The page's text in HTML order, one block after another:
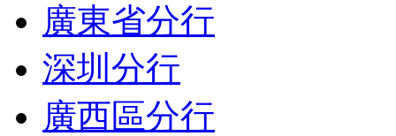
廣東省分行
深圳分行
廣西區分行